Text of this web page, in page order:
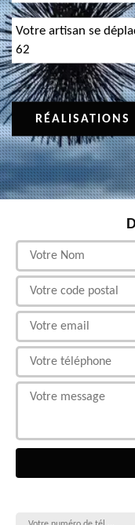
Votre artisan se
62
RÉALISATIONS